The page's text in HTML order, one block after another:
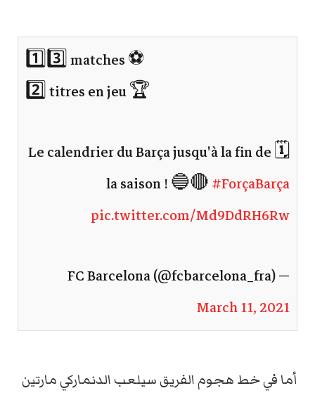
1️⃣3️⃣ matches ⚽️
2️⃣ titres en jeu 🏆
🗓 Le calendrier du Barça jusqu'à la fin de
la saison ! 🔵🔴#ForçaBarça
pic.twitter.com/Md9DdRH6Rw
— FC Barcelona (@fcbarcelona_fra)
March 11, 2021
أما في خط هجوم الفريق سيلعب الدنماركي مارتين